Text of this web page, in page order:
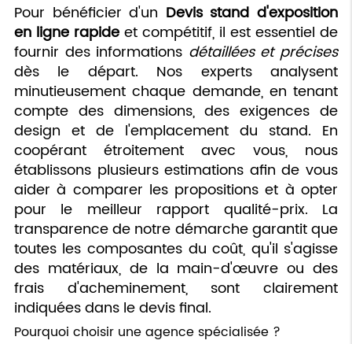
Pour bénéficier d'un Devis stand d'exposition
en ligne rapideet compétitif, il est essentiel de
fournir des informations détaillées et précises
dès le départ. Nos experts analysent
minutieusement chaque demande, en tenant
compte des dimensions, des exigences de
design et de l'emplacement du stand. En
coopérant étroitement avec vous, nous
établissons plusieurs estimations afin de vous
aider à comparer les propositions et à opter
pour le meilleur rapport qualité-prix. La
transparence de notre démarche garantit que
toutes les composantes du coût, qu'il s'agisse
des matériaux, de la main-d'œuvre ou des
frais d'acheminement, sont clairement
indiquées dans le devis final.
Pourquoi choisir une agence spécialisée ?